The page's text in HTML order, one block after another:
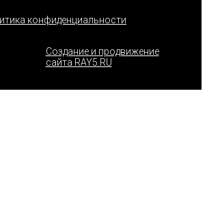
конфиденциальности
Создание и продвижение
сайта RAY5.RU